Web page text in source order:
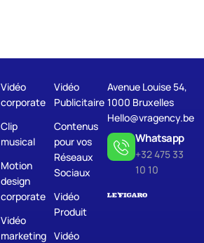
Vidéo
corporate
Clip
musical
Motion
design
corporate
Vidéo
marketing
Vidéo
Publicitaire
Contenus
pour vos
Réseaux
Sociaux
Vidéo
Produit
Vidéo
Avenue Louise 54,
1000 Bruxelles
Hello@vragency.be
Whatsapp
+32 475 33
10 10